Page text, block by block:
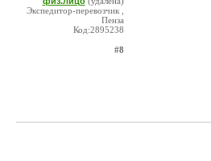
Экспедитор-перевозчик ,
Пенза
Код:2895238
#8